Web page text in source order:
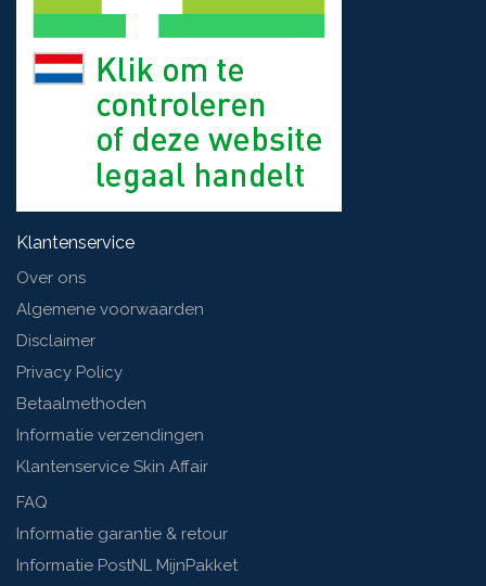
Klantenservice
Over ons
Algemene voorwaarden
Disclaimer
Privacy Policy
Betaalmethoden
Informatie verzendingen
Klantenservice Skin Affair
FAQ
Informatie garantie & retour
Informatie PostNL MijnPakket